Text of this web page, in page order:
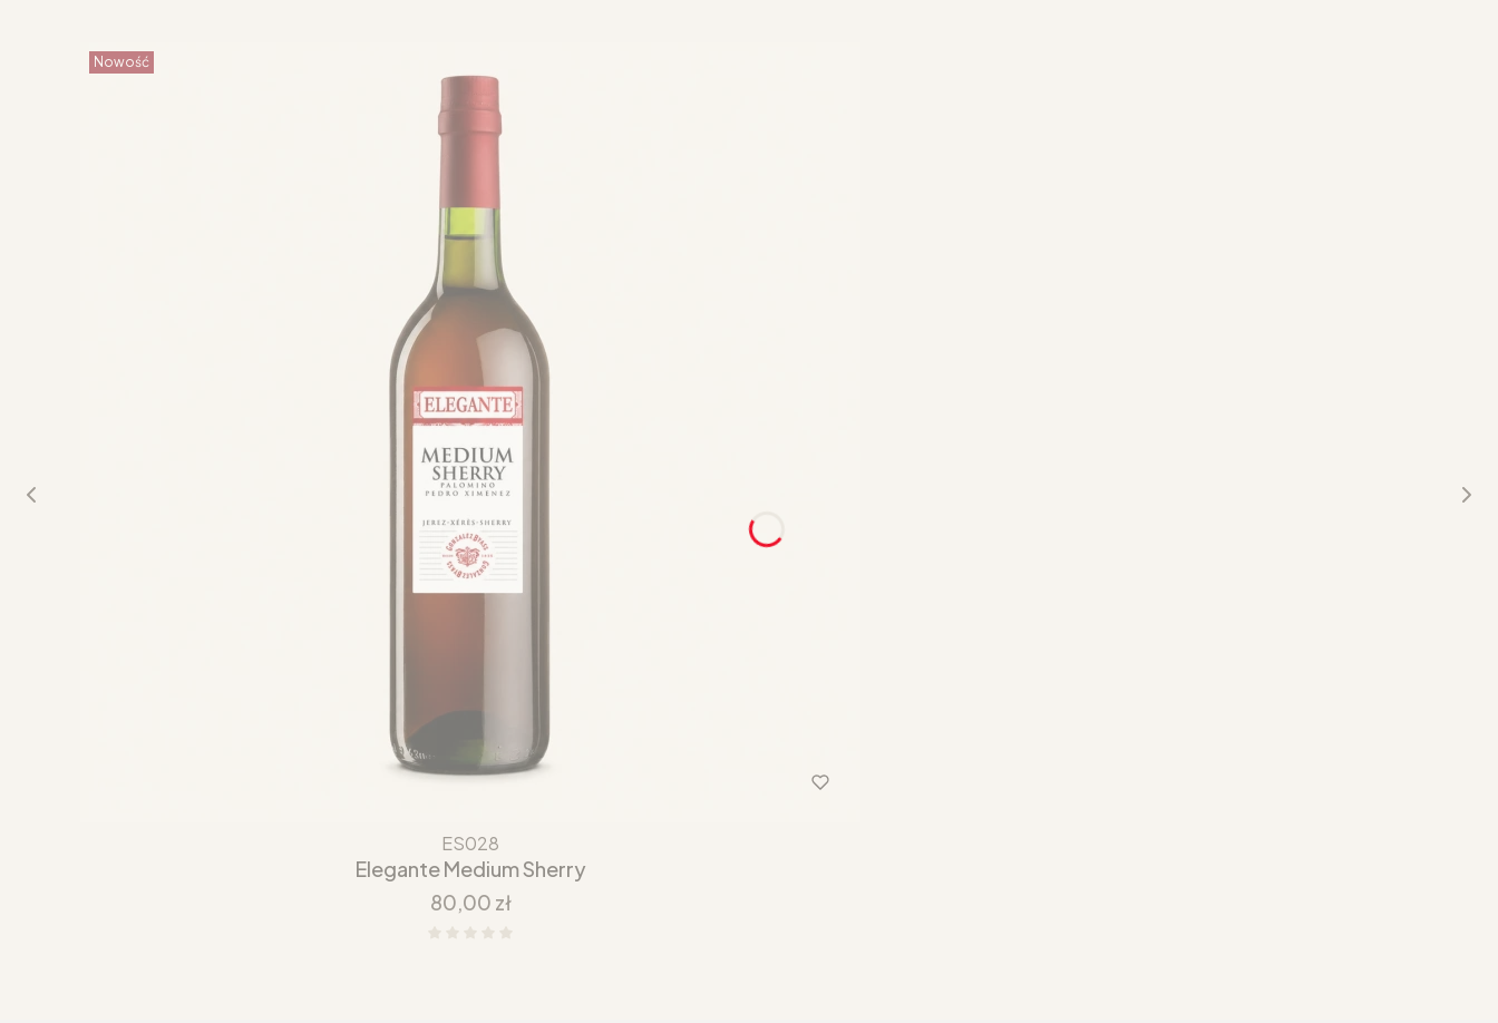
Nowość
ES028
Elegante Medium Sherry
Cena
80,00 zł